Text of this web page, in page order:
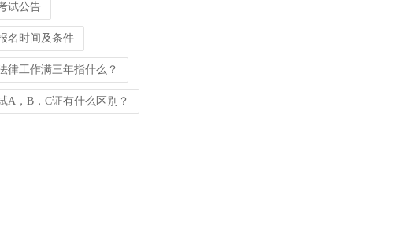
试公告
名时间及条件
律工作满三年指什么？
A，B，C证有什么区别？